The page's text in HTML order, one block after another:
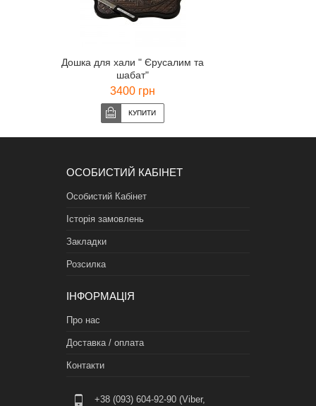
Дошка для хали " Єрусалим та
шабат"
3400 грн
ОСОБИСТИЙ КАБІНЕТ
Особистий Кабінет
Історія замовлень
Закладки
Розсилка
ІНФОРМАЦІЯ
Про нас
Доставка / оплата
Контакти
+38 (093) 604-92-90 (Viber,